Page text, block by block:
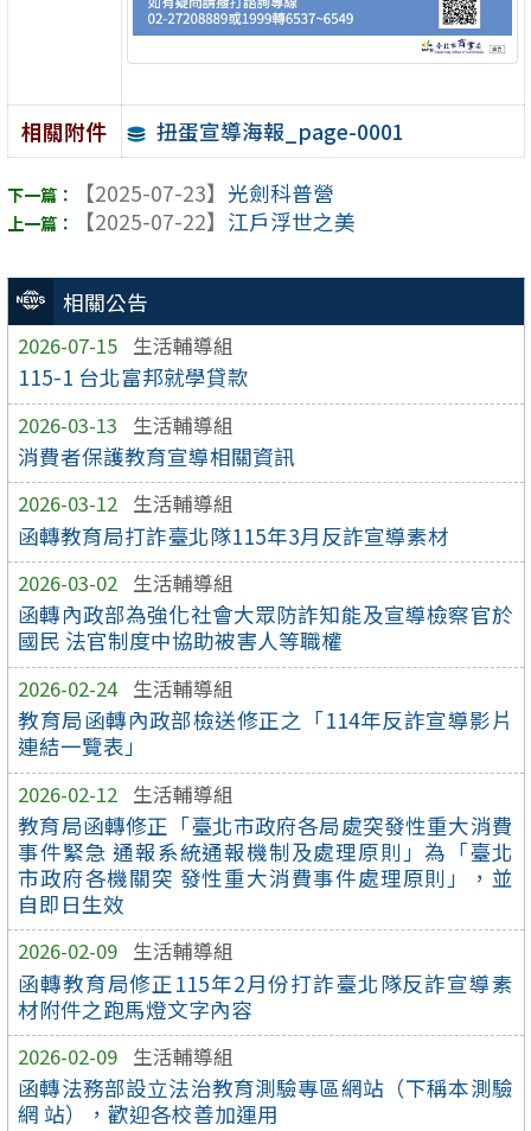
相關公告
2026-07-15 生活輔導組
115-1 台北富邦就學貸款
2026-03-13 生活輔導組
消費者保護教育宣導相關資訊
2026-03-12 生活輔導組
函轉教育局打詐臺北隊115年3月反詐宣導素材
2026-03-02 生活輔導組
函轉內政部為強化社會大眾防詐知能及宣導檢察官於
國民 法官制度中協助被害人等職權
2026-02-24 生活輔導組
教育局函轉內政部檢送修正之「114年反詐宣導影片
連結一覽表」
2026-02-12 生活輔導組
教育局函轉修正「臺北市政府各局處突發性重大消費
事件緊急 通報系統通報機制及處理原則」為「臺北
市政府各機關突 發性重大消費事件處理原則」，並
自即日生效
2026-02-09 生活輔導組
函轉教育局修正115年2月份打詐臺北隊反詐宣導素
材附件之跑馬燈文字內容
2026-02-09 生活輔導組
函轉法務部設立法治教育測驗專區網站（下稱本測驗
網 站），歡迎各校善加運用
相關附件 扭蛋宣導海報_page-0001
【2025-07-23】 光劍科普營
【2025-07-22】 江戶浮世之美